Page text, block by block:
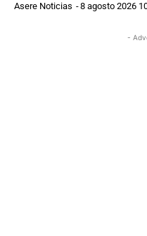
Asere Noticias -8 agosto 2026
-